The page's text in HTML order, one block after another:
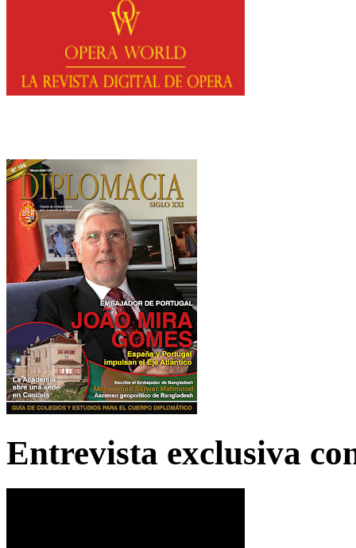
Entrevista exclusiva